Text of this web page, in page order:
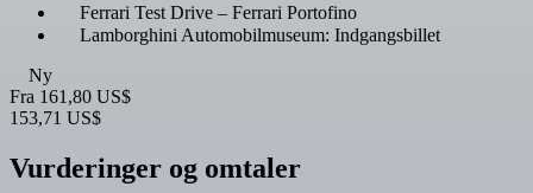
Ferrari Test Drive – Ferrari Portofino
Lamborghini Automobilmuseum: Indgangsbillet
Ny
Fra 161,80 US$
153,71 US$
Vurderinger og omtaler